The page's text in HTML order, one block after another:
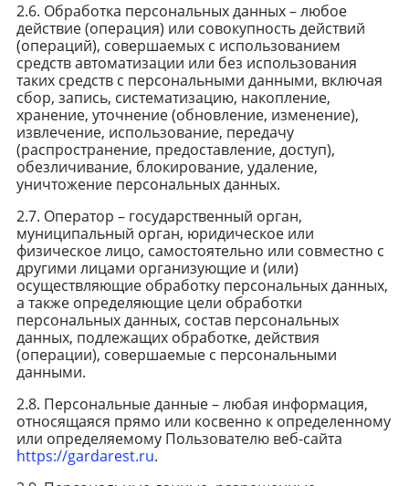
2.6. Обработка персональных данных – любое
действие (операция) или совокупность действий
(операций), совершаемых с использованием
средств автоматизации или без использования
таких средств с персональными данными, включая
сбор, запись, систематизацию, накопление,
хранение, уточнение (обновление, изменение),
извлечение, использование, передачу
(распространение, предоставление, доступ),
обезличивание, блокирование, удаление,
уничтожение персональных данных.
2.7. Оператор – государственный орган,
муниципальный орган, юридическое или
физическое лицо, самостоятельно или совместно с
другими лицами организующие и (или)
осуществляющие обработку персональных данных,
а также определяющие цели обработки
персональных данных, состав персональных
данных, подлежащих обработке, действия
(операции), совершаемые с персональными
данными.
2.8. Персональные данные – любая информация,
относящаяся прямо или косвенно к определенному
или определяемому Пользователю веб-сайта
https://gardarest.ru.